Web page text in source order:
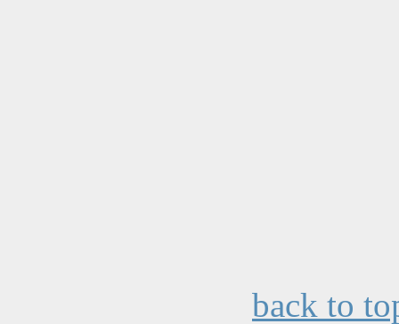
back to